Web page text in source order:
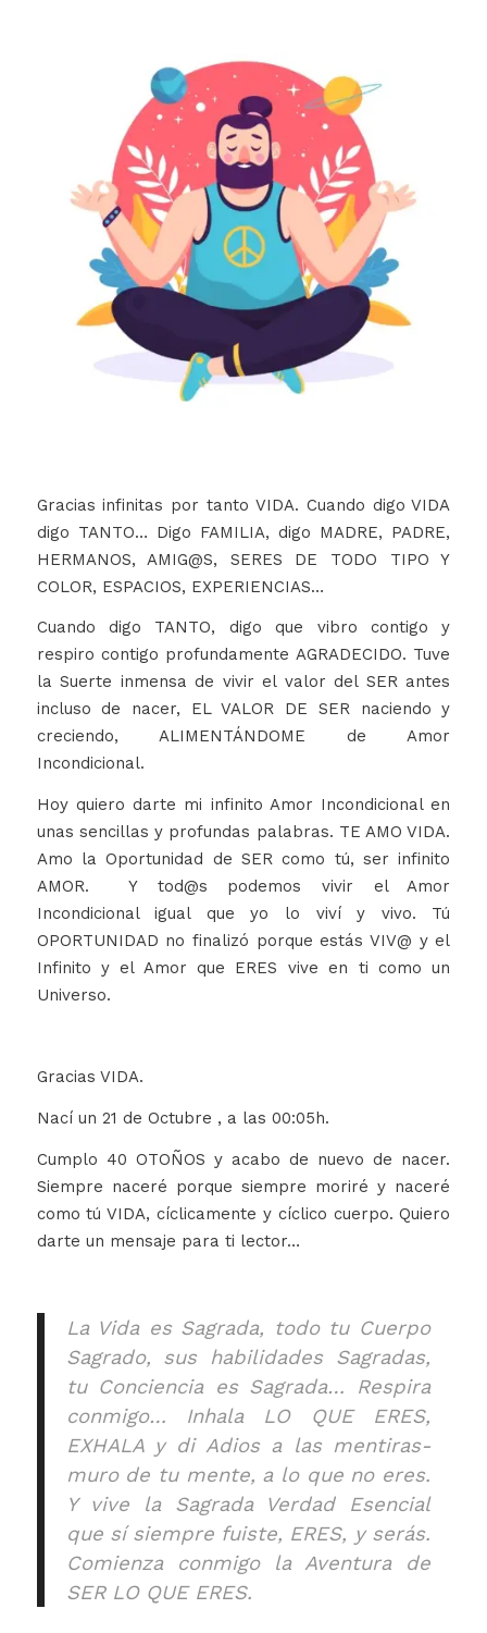
Gracias infinitas por tanto VIDA. Cuando digo VIDA
digo TANTO… Digo FAMILIA, digo MADRE, PADRE,
HERMANOS, AMIG@S, SERES DE TODO TIPO Y
COLOR, ESPACIOS, EXPERIENCIAS…
Cuando digo TANTO, digo que vibro contigo y
respiro contigo profundamente AGRADECIDO. Tuve
la Suerte inmensa de vivir el valor del SER antes
incluso de nacer, EL VALOR DE SER naciendo y
creciendo, ALIMENTÁNDOME de Amor
Incondicional.
Hoy quiero darte mi infinito Amor Incondicional en
unas sencillas y profundas palabras. TE AMO VIDA.
Amo la Oportunidad de SER como tú, ser infinito
AMOR. Y tod@s podemos vivir el Amor
Incondicional igual que yo lo viví y vivo. Tú
OPORTUNIDAD no finalizó porque estás VIV@ y el
Infinito y el Amor que ERES vive en ti como un
Universo.
Gracias VIDA.
Nací un 21 de Octubre , a las 00:05h.
Cumplo 40 OTOÑOS y acabo de nuevo de nacer.
Siempre naceré porque siempre moriré y naceré
como tú VIDA, cíclicamente y cíclico cuerpo. Quiero
darte un mensaje para ti lector…
La Vida es Sagrada, todo tu Cuerpo
Sagrado, sus habilidades Sagradas,
tu Conciencia es Sagrada… Respira
conmigo… Inhala LO QUE ERES,
EXHALA y di Adios a las mentiras-
muro de tu mente, a lo que no eres.
Y vive la Sagrada Verdad Esencial
que sí siempre fuiste, ERES, y serás.
Comienza conmigo la Aventura de
SER LO QUE ERES.